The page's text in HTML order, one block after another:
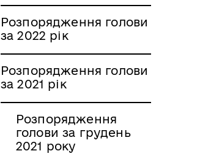
Розпорядження голови
за 2022 рік
Розпорядження голови
за 2021 рік
Розпорядження
голови за грудень
2021 року